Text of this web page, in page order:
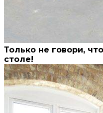
Только не говори,
столе!